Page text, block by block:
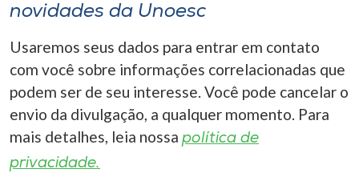
novidades da Unoesc
Usaremos seus dados para entrar em contato
com você sobre informações correlacionadas que
podem ser de seu interesse. Você pode cancelar o
envio da divulgação, a qualquer momento. Para
mais detalhes, leia nossa política de
privacidade.